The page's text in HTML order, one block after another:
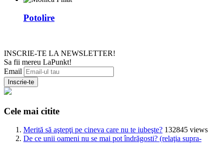
Potolire
INSCRIE-TE LA NEWSLETTER!
Sa fii mereu LaPunkt!
Email
Cele mai citite
Merită să aştepţi pe cineva care nu te iubeşte? 132845 views
De ce unii oameni nu se mai pot îndrăgosti? (relaţia supra-